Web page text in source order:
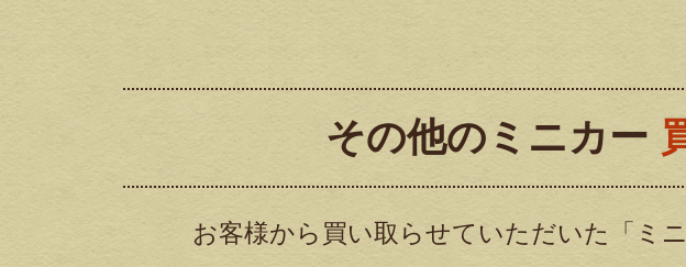
その他のミニカー
お客様から買い取らせていただいた「ミ